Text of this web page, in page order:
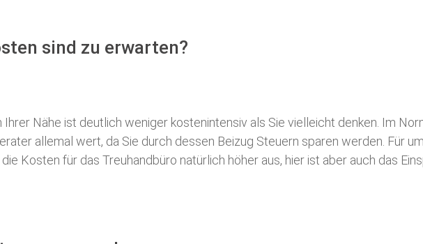
sind zu erwarten?
Ihrer Nähe ist deutlich weniger kostenintensiv als Sie vielleicht denken. Im
allemal wert, da Sie durch dessen Beizug Steuern sparen werden. Für
Kosten für das Treuhandbüro natürlich höher aus, hier ist aber auch das